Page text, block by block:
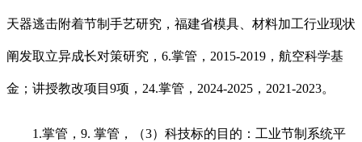
天器逃击附着节制手艺研究，福建省模具、材料加工行业现状
阐发取立异成长对策研究，6.掌管，2015-2019，航空科学基
金；讲授教改项目9项，24.掌管，2024-2025，2021-2023。
1.掌管，9. 掌管，（3）科技标的目的：工业节制系统平